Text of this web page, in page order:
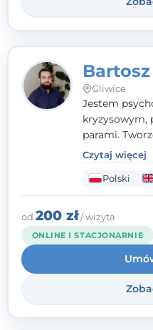
Gliwice
Jestem
kryzysowym,
parami.
oceniania
zostać
jakim się
poradnictwo
angielsku.
Czytaj więcej
Polski
od 200 zł/ wizyta
ONLINE I STACJONARNIE